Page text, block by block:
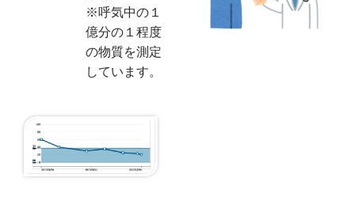
※呼気中の１
億分の１程度
の物質を測定
しています。